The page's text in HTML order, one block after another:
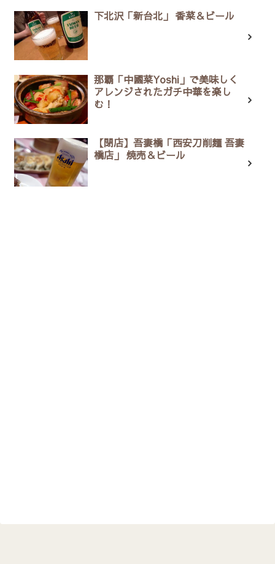
下北沢「新台北」 香菜＆ビール
那覇「中國菜Yoshi」で美味しく
アレンジされたガチ中華を楽し
む！
【閉店】吾妻橋「西安刀削麺 吾妻
橋店」 焼売＆ビール